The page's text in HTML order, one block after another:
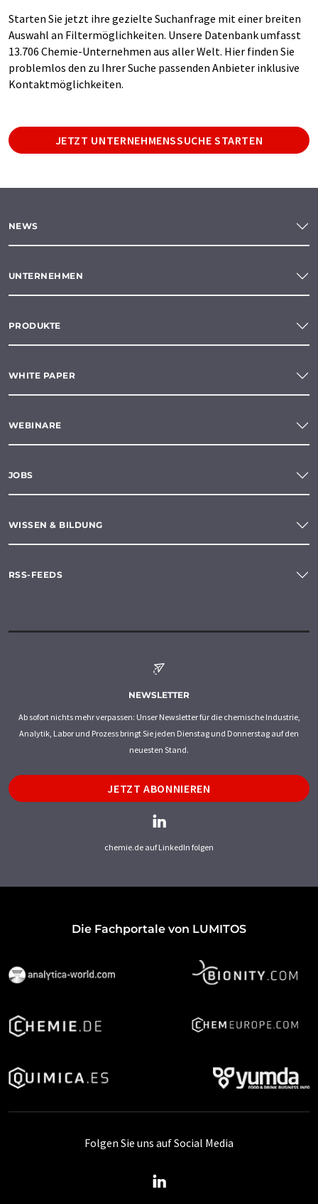
Starten Sie jetzt ihre gezielte Suchanfrage mit einer breiten
Auswahl an Filtermöglichkeiten. Unsere Datenbank umfasst
13.706 Chemie-Unternehmen aus aller Welt. Hier finden Sie
problemlos den zu Ihrer Suche passenden Anbieter inklusive
Kontaktmöglichkeiten.
JETZT UNTERNEHMENSSUCHE STARTEN
NEWS
UNTERNEHMEN
PRODUKTE
WHITE PAPER
WEBINARE
JOBS
WISSEN & BILDUNG
RSS-FEEDS
NEWSLETTER
Ab sofort nichts mehr verpassen: Unser Newsletter für die chemische Industrie,
Analytik, Labor und Prozess bringt Sie jeden Dienstag und Donnerstag auf den
neuesten Stand.
JETZT ABONNIEREN
chemie.de auf LinkedIn folgen
Die Fachportale von LUMITOS
Folgen Sie uns auf Social Media